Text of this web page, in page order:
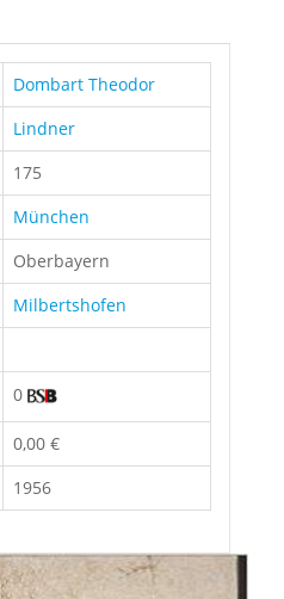
Dombart Theodor
Lindner
175
München
Oberbayern
Milbertshofen
0
0,00 €
1956